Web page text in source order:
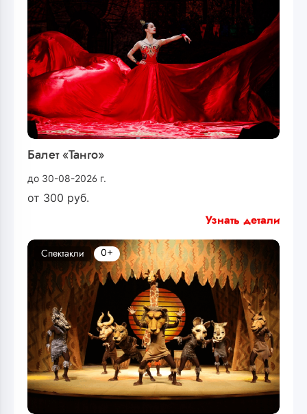
Балет «Танго»
до 30-08-2026 г.
от 300 руб.
Узнать детали
Спектакли 0+